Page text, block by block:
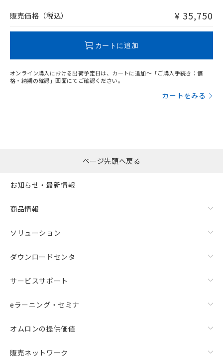
問い合わせください。
販売価格（税込） ¥ 35,750
カートに追加
オンライン購入における出荷予定日は、カートに追加～「ご購入手続き：価
格・納期の確認」画面にてご確認ください。
カートをみる
ページ先頭へ戻る
お知らせ・最新情報
商品情報
ソリューション
ダウンロードセンタ
サービスサポート
eラーニング・セミナ
オムロンの提供価値
販売ネットワーク